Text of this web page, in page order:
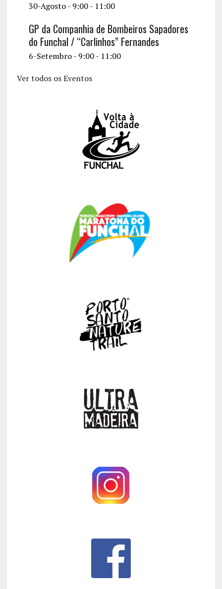
30-Agosto - 9:00- 11:00
GP da Companhia de Bombeiros Sapadores
do Funchal / “Carlinhos” Fernandes
6-Setembro - 9:00- 11:00
Ver todos os Eventos